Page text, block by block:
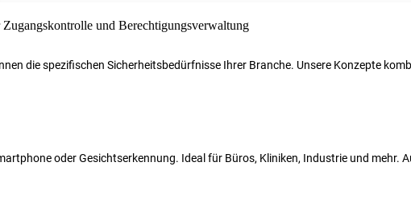
die spezifischen Sicherheitsbedürfnisse Ihrer Branche. Unsere Konzepte
oder Gesichtserkennung. Ideal für Büros, Kliniken, Industrie und mehr.